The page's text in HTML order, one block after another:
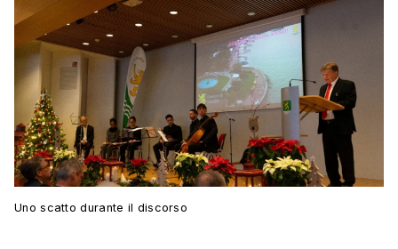
Uno scatto durante il discorso